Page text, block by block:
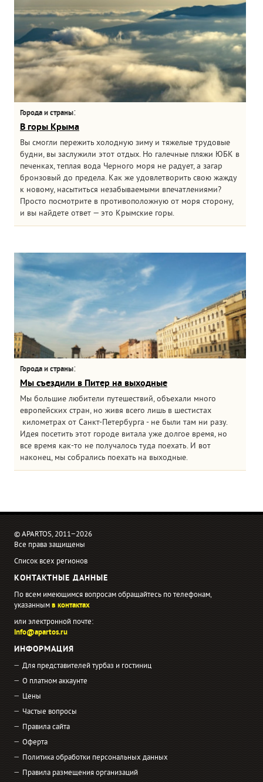
Города и страны:
В горы Крыма
Вы смогли пережить холодную зиму и тяжелые трудовые
будни, вы заслужили этот отдых. Но галечные пляжи ЮБК в
печенках, теплая вода Черного моря не радует, а загар
бронзовый до предела. Как же удовлетворить свою жажду
к новому, насытиться незабываемыми впечатлениями?
Просто посмотрите в противоположную от моря сторону,
и вы найдете ответ — это Крымские горы.
Города и страны:
Мы съездили в Питер на выходные
Мы большие любители путешествий, объехали много
европейских стран, но живя всего лишь в шестистах
километрах от Санкт-Петербурга - не были там ни разу.
Идея посетить этот городе витала уже долгое время, но
все время как-то не получалось туда поехать. И вот
наконец, мы собрались поехать на выходные.
© APARTOS, 2011−2026
Все права защищены
Список всех регионов
КОНТАКТНЫЕ ДАННЫЕ
По всем имеющимся вопросам обращайтесь по телефонам,
указаннымв контактах
или электронной почте:
info@apartos.ru
ИНФОРМАЦИЯ
Для представителей турбаз и гостиниц
О платном аккаунте
Цены
Частые вопросы
Правила сайта
Оферта
Политика обработки персональных данных
Правила размещения организаций